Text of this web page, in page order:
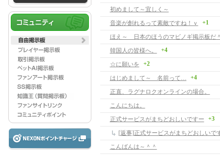
初めまして～宜しく～
音楽が創れるって素敵ですね！ｖ
+1
ほえ～ 日本のほうのマビノギ掲示板だ
韓国人の皆様へ。
+4
☆に願いを +2
はじめまして～ 名前って… +4
正直、ラグナロクオンラインの場合。
こんにちは。
正式サービスがまちどおしいですー
+3
[返事]正式サービスがまちどおしいで
こんばんは～＾＾